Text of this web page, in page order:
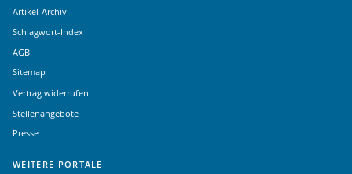
Artikel-Archiv
Schlagwort-Index
AGB
Sitemap
Vertrag widerrufen
Stellenangebote
Presse
WEITERE PORTALE